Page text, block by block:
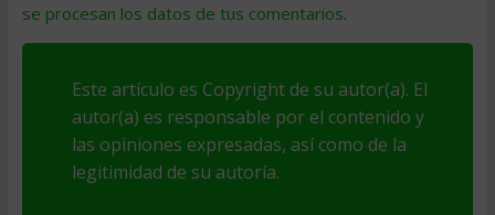
se procesan los datos de tus comentarios.
Este artículo es Copyright de su autor(a). El
autor(a) es responsable por el contenido y
las opiniones expresadas, así como de la
legitimidad de su autoría.